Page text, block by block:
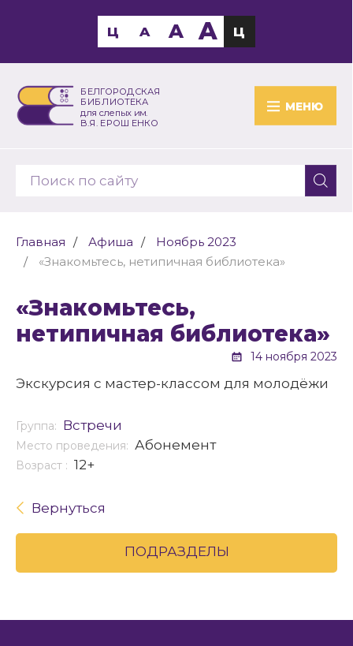
БЕЛГОРОДСКАЯ
БИБЛИОТЕКА
для слепых им.
В.Я. ЕРОШЕНКО
МЕНЮ
Ц A A A Ц
Главная Афиша
Ноябрь 2023
«Знакомьтесь, нетипичная библиотека»
«Знакомьтесь,
нетипичная библиотека»
14 ноября 2023
Экскурсия с мастер-классом для молодёжи
Группа: Встречи
Место проведения: Абонемент
Возраст : 12+
Вернуться
ПОДРАЗДЕЛЫ